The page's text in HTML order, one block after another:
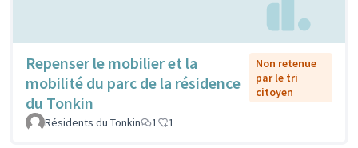
Repenser le mobilier et la
mobilité du parc de la résidence
du Tonkin
Non retenue
par le tri
citoyen
Résidents du Tonkin 1 1